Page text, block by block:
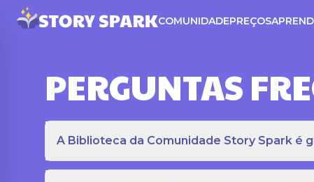
COMUNIDADEPREÇOS
PERGUNTAS
A Biblioteca da Comunidade Story Spark é